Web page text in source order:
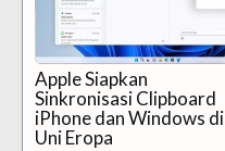
Apple Siapkan
Sinkronisasi Clipboard
iPhone dan Windows di
Uni Eropa